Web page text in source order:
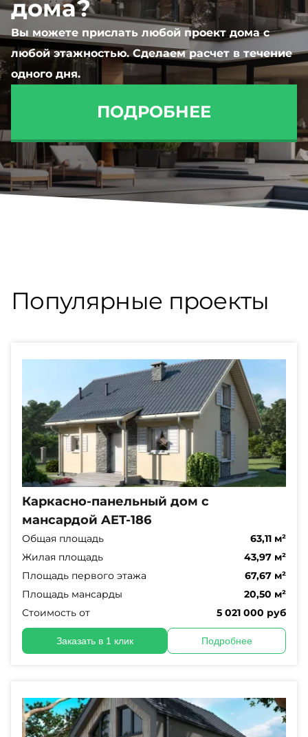
дома?
Вы можете прислать любой проект дома с
любой этажностью. Сделаем расчет в течение
одного дня.
ПОДРОБНЕЕ
Популярные проекты
Каркасно-панельный дом с
мансардой AET-186
Общая площадь
63,11 м²
Жилая площадь
43,97 м²
Площадь первого этажа
67,67 м²
Площадь мансарды
20,50 м²
Стоимость от
5 021 000 руб
Заказать в 1 клик Подробнее